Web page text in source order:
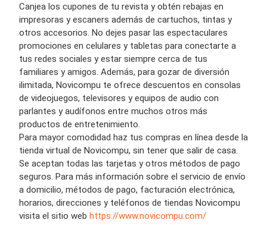
Canjea los cupones de tu revista y obtén rebajas en
impresoras y escaners además de cartuchos, tintas y
otros accesorios. No dejes pasar las espectaculares
promociones en celulares y tabletas para conectarte a
tus redes sociales y estar siempre cerca de tus
familiares y amigos. Además, para gozar de diversión
ilimitada, Novicompu te ofrece descuentos en consolas
de videojuegos, televisores y equipos de audio con
parlantes y audífonos entre muchos otros más
productos de entretenimiento.
Para mayor comodidad haz tus compras en línea desde la
tienda virtual de Novicompu, sin tener que salir de casa.
Se aceptan todas las tarjetas y otros métodos de pago
seguros. Para más información sobre el servicio de envío
a domicilio, métodos de pago, facturación electrónica,
horarios, direcciones y teléfonos de tiendas Novicompu
visita el sitio web https://www.novicompu.com/